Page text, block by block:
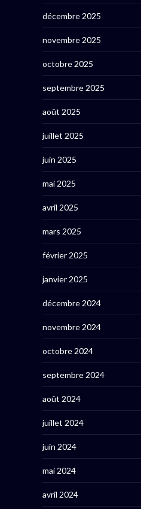
décembre 2025
novembre 2025
octobre 2025
septembre 2025
août 2025
juillet 2025
juin 2025
mai 2025
avril 2025
mars 2025
février 2025
janvier 2025
décembre 2024
novembre 2024
octobre 2024
septembre 2024
août 2024
juillet 2024
juin 2024
mai 2024
avril 2024